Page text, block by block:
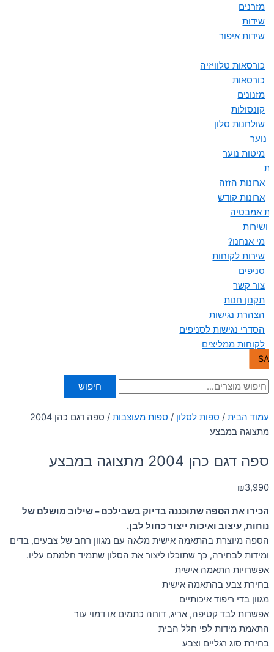
מזרנים
שידות
שידות איפור
כורסאות טלוויזיה
כורסאות
מזנונים
קונסולות
שולחנות סלון
נוער
מיטות נוער
ארונות הזזה
ארונות קודש
אמבטיה
ושירות
מי אנחנו?
שירות לקוחות
סניפים
צור קשר
תקנון חנות
הצהרת נגישות
הסדרי נגישות לסניפים
לקוחות ממליצים
חיפוש
עמוד הבית / ספות לסלון / ספות מעוצבות
/ ספה דגם כהן 2004
מתצוגה במבצע
ספה דגם כהן 2004 מתצוגה במבצע
₪3,990
הכירו את הספה שתוכננה בדיוק בשבילכם – שילוב מושלם של
נוחות, עיצוב ואיכות ייצור כחול לבן.
הספה מיוצרת בהתאמה אישית מלאה עם מגוון רחב של צבעים, בדים
ומידות לבחירה, כך שתוכלו ליצור את הסלון שתמיד חלמתם עליו.
אפשרויות התאמה אישית
בחירת צבע בהתאמה אישית
מגוון בדי ריפוד איכותיים
אפשרות לבד קטיפה, אריג, דוחה כתמים או דמוי עור
התאמת מידות לפי חלל הבית
בחירת סוג רגליים וצבע